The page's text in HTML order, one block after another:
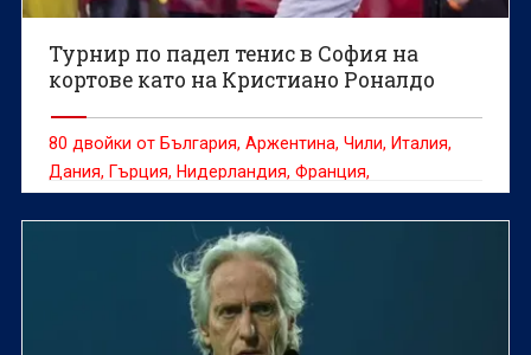
Турнир по падел тенис в София на
кортове като на Кристиано Роналдо
80 двойки от България, Аржентина, Чили, Италия,
Дания, Гърция, Нидерландия, Франция,
Великобритания са заявили участие в първото
издание на турнира по падел тенис „Ая Опън Къп“
на новите кортове в квартал „Дианабад“.